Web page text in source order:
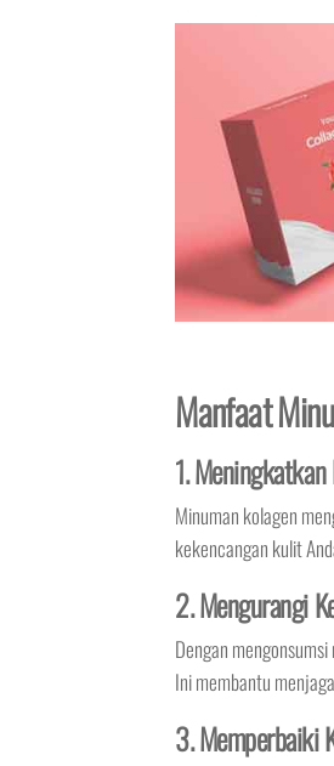
Manfaat
1.
Minuman kolagen
kekencangan kulit
2. Mengurangi
Dengan
Ini membantu
3. Memperbaiki